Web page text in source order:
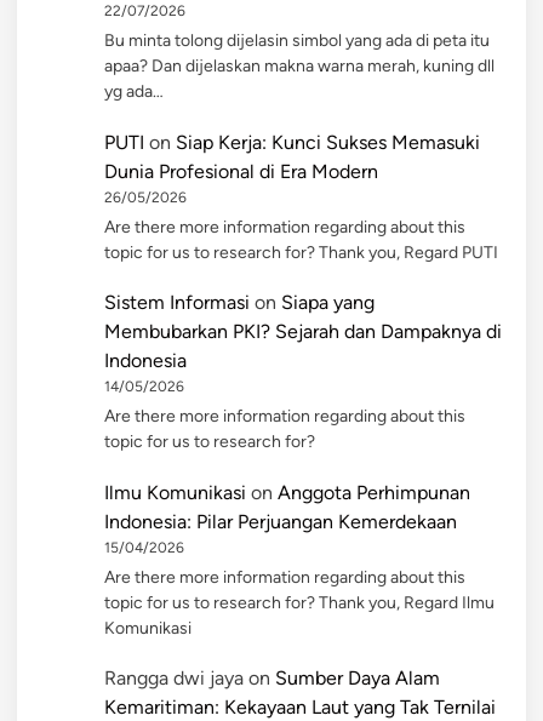
22/07/2026
Bu minta tolong dijelasin simbol yang ada di peta itu
apaa? Dan dijelaskan makna warna merah, kuning dll
yg ada…
PUTI on Siap Kerja: Kunci Sukses Memasuki
Dunia Profesional di Era Modern
26/05/2026
Are there more information regarding about this
topic for us to research for? Thank you, Regard PUTI
Sistem Informasi on Siapa yang
Membubarkan PKI? Sejarah dan Dampaknya di
Indonesia
14/05/2026
Are there more information regarding about this
topic for us to research for?
Ilmu Komunikasi on Anggota Perhimpunan
Indonesia: Pilar Perjuangan Kemerdekaan
15/04/2026
Are there more information regarding about this
topic for us to research for? Thank you, Regard Ilmu
Komunikasi
Rangga dwi jaya on Sumber Daya Alam
Kemaritiman: Kekayaan Laut yang Tak Ternilai